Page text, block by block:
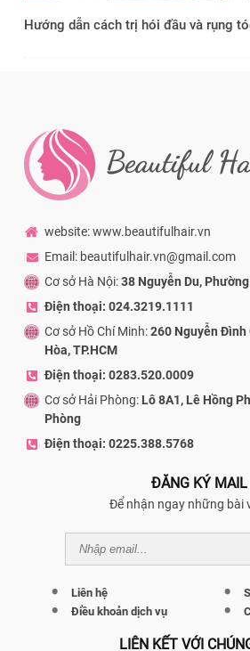
Hướng dẫn cách trị hói đầu và rụng
website: www.beautifulhair.vn
Email: beautifulhair.vn@gmail.com
Cơ sở Hà Nội:38 Nguyễn Du,
Điện thoại: 024.3219.1111
Cơ sở Hồ Chí Minh:260 Nguyễn Đình
Hòa, TP.HCM
Điện thoại: 0283.520.0009
Cơ sở Hải Phòng: Lô 8A1, Lê Hồng
Phòng
Điện thoại: 0225.388.5768
ĐĂNG KÝ MAIL
Để nhận ngay những bài
Liên hệ
Điều khoản dịch vụ
LIÊN KẾT VỚI